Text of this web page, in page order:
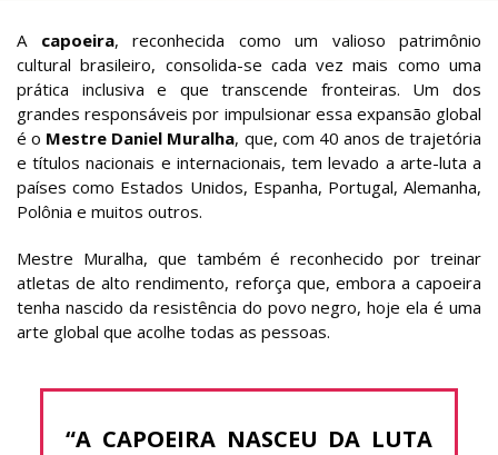
A capoeira, reconhecida como um valioso patrimônio
cultural brasileiro, consolida-se cada vez mais como uma
prática inclusiva e que transcende fronteiras. Um dos
grandes responsáveis por impulsionar essa expansão global
é o Mestre Daniel Muralha, que, com 40 anos de trajetória
e títulos nacionais e internacionais, tem levado a arte-luta a
países como Estados Unidos, Espanha, Portugal, Alemanha,
Polônia e muitos outros.
Mestre Muralha, que também é reconhecido por treinar
atletas de alto rendimento, reforça que, embora a capoeira
tenha nascido da resistência do povo negro, hoje ela é uma
arte global que acolhe todas as pessoas.
“A CAPOEIRA NASCEU DA LUTA